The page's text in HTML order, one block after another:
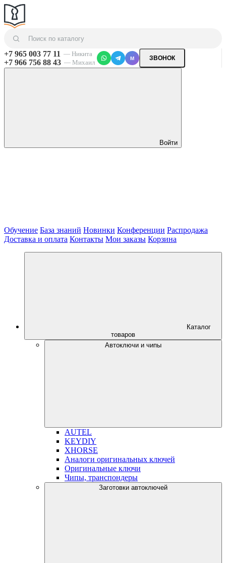
+7 965 003 77 11 — Никита
+7 966 756 88 43 — Михаил
M ЗВОНОК
Войти
Обучение База знаний Новинки Конференции Распродажа
Доставка и оплата Контакты Мои заказы Корзина
Каталог
товаров
Автоключи и чипы
AUTEL
KEYDIY
XHORSE
Аналоги оригинальных ключей
Оригинальные ключи
Чипы, транспондеры
Заготовки автоключей